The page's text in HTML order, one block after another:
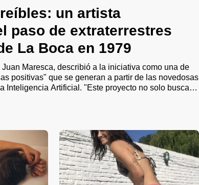
un artista
paso de extraterrestres
La Boca en 1979
Maresca, describió a la iniciativa como una de
positivas" que se generan a partir de las novedosas
Inteligencia Artificial. "Este proyecto no solo busca